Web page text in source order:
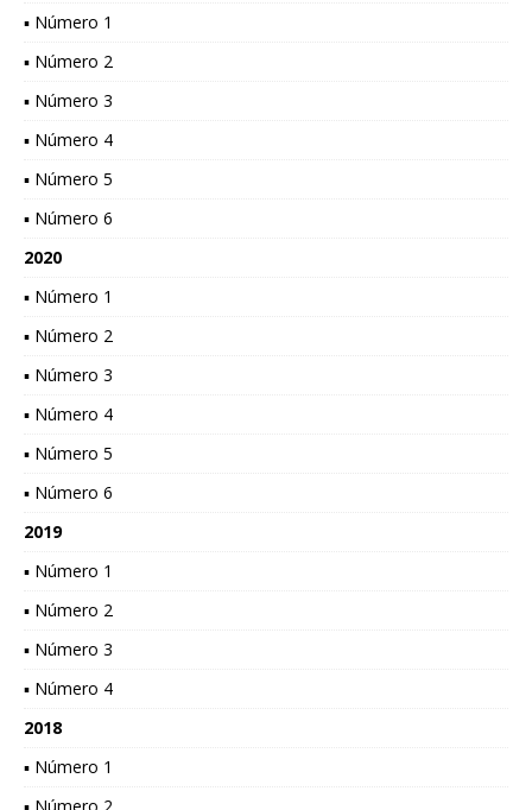
▪ Número 1
▪ Número 2
▪ Número 3
▪ Número 4
▪ Número 5
▪ Número 6
2020
▪ Número 1
▪ Número 2
▪ Número 3
▪ Número 4
▪ Número 5
▪ Número 6
2019
▪ Número 1
▪ Número 2
▪ Número 3
▪ Número 4
2018
▪ Número 1